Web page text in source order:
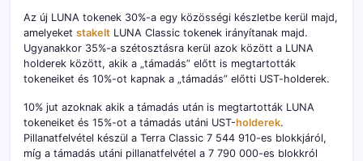
Az új LUNA tokenek 30%-a egy közösségi készletbe kerül majd,
amelyeket stakelt LUNA Classic tokenek irányítanak majd.
Ugyanakkor 35%-a szétosztásra kerül azok között a LUNA
holderek között, akik a „támadás” előtt is megtartották
tokeneiket és 10%-ot kapnak a „támadás” előtti UST-holderek.
10% jut azoknak akik a támadás után is megtartották LUNA
tokeneiket és 15%-ot a támadás utáni UST-holderek.
Pillanatfelvétel készül a Terra Classic 7 544 910-es blokkjáról,
míg a támadás utáni pillanatfelvétel a 7 790 000-es blokkról